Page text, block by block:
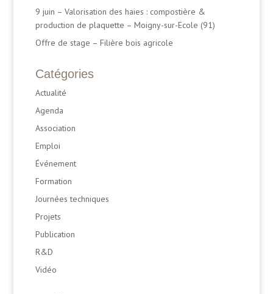
9 juin – Valorisation des haies : compostière &
production de plaquette – Moigny-sur-Ecole (91)
Offre de stage – Filière bois agricole
Catégories
Actualité
Agenda
Association
Emploi
Événement
Formation
Journées techniques
Projets
Publication
R&D
Vidéo